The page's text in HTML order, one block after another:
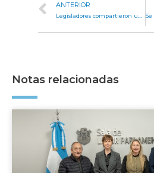
ANTERIOR
Notas relacionadas